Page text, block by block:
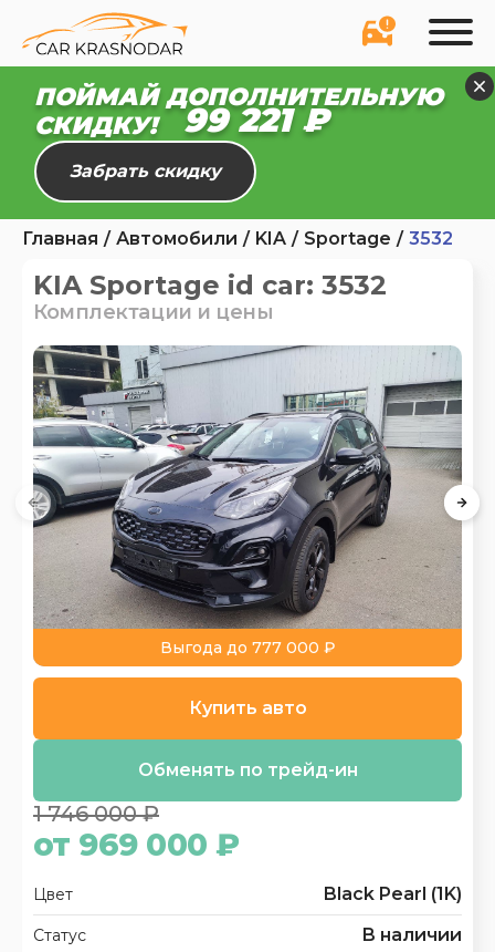
ПОЙМАЙ ДОПОЛНИТЕЛЬНУЮ
СКИДКУ!
99 165 ₽
Забрать скидку
Главная Автомобили KIA Sportage 3532
KIA Sportage id car: 3532
Комплектации и цены
1 746 000 ₽
от 969 000 ₽
Выгода до 777 000 ₽
Цвет Black Pearl (1K)
Статус В наличии
Купить авто
Обменять по трейд-ин